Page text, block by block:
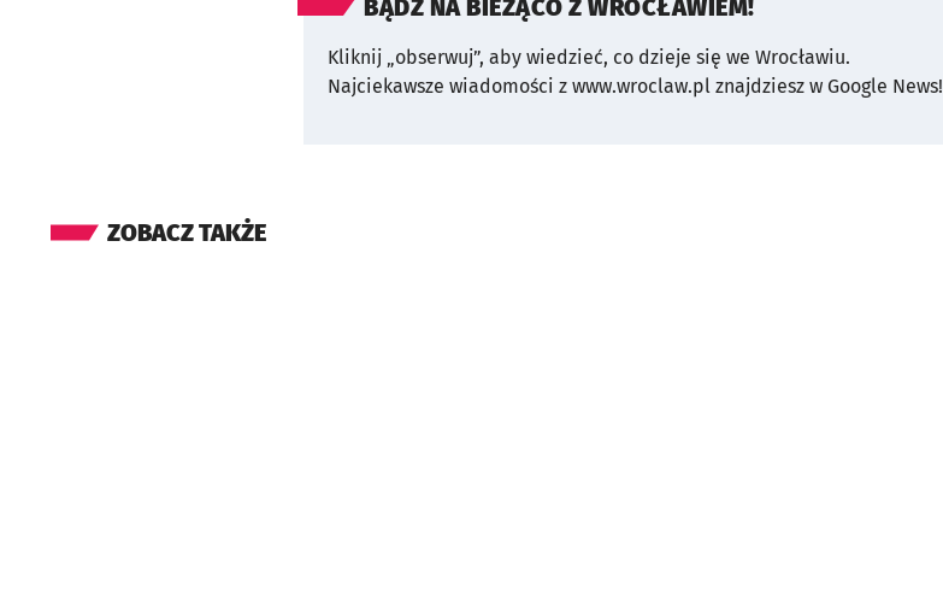
BĄDŹ NA BIEŻĄCO Z WROCŁAWIEM!
Kliknij „obserwuj”, aby wiedzieć, co dzieje się we Wrocławiu.
Najciekawsze wiadomości z www.wroclaw.pl znajdziesz w Google News!
ZOBACZ TAKŻE